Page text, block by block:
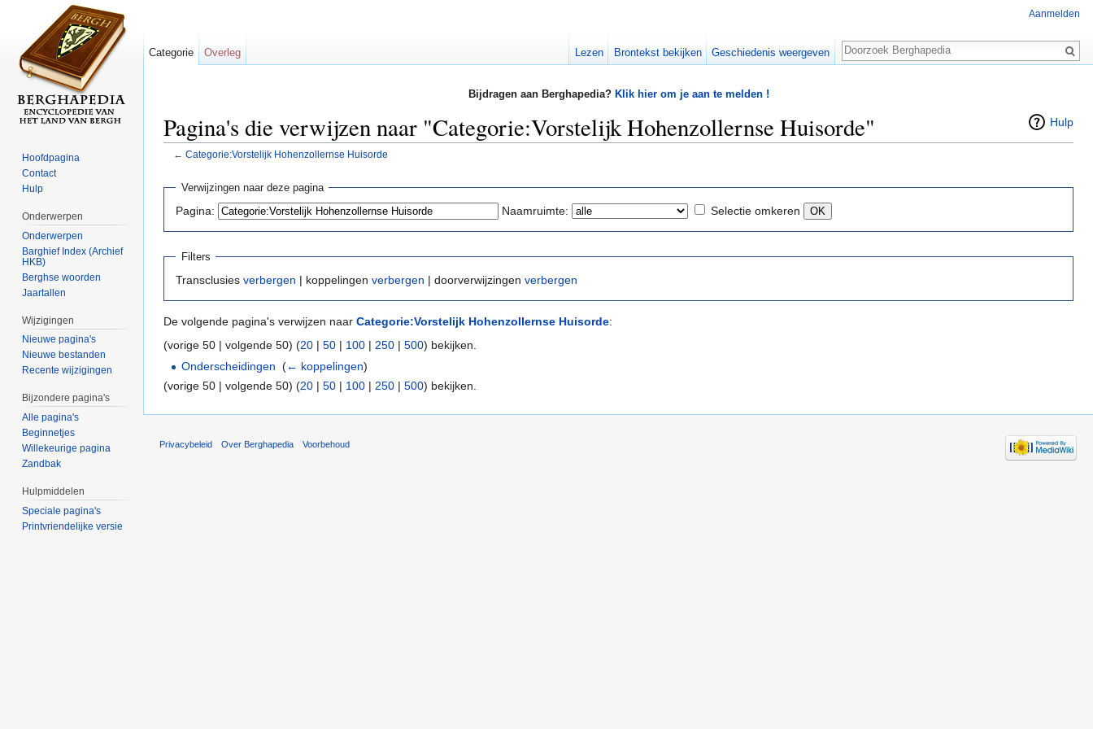
Bijdragen aan Berghapedia? Klik hier om je aan te melden !
Hulp
Pagina's die verwijzen naar "Categorie:Vorstelijk Hohenzollernse Huisorde"
← Categorie:Vorstelijk Hohenzollernse Huisorde
Verwijzingen naar deze pagina
Pagina: Naamruimte: Selectie omkeren
Filters
Transclusies verbergen | koppelingen verbergen | doorverwijzingen verbergen
De volgende pagina's verwijzen naar Categorie:Vorstelijk Hohenzollernse Huisorde:
(vorige 50 | volgende 50) (20 | 50 | 100 | 250 | 500) bekijken.
Onderscheidingen ‎(← koppelingen)
(vorige 50 | volgende 50) (20 | 50 | 100 | 250 | 500) bekijken.
Aanmelden
Categorie Overleg Lezen Brontekst bekijken Geschiedenis weergeven
Zoeken
Hoofdpagina
Contact
Hulp
Onderwerpen
Onderwerpen
Barghief Index (Archief
HKB)
Berghse woorden
Jaartallen
Wijzigingen
Nieuwe pagina's
Nieuwe bestanden
Recente wijzigingen
Bijzondere pagina's
Alle pagina's
Beginnetjes
Willekeurige pagina
Zandbak
Hulpmiddelen
Speciale pagina's
Printvriendelijke versie
Privacybeleid Over Berghapedia Voorbehoud